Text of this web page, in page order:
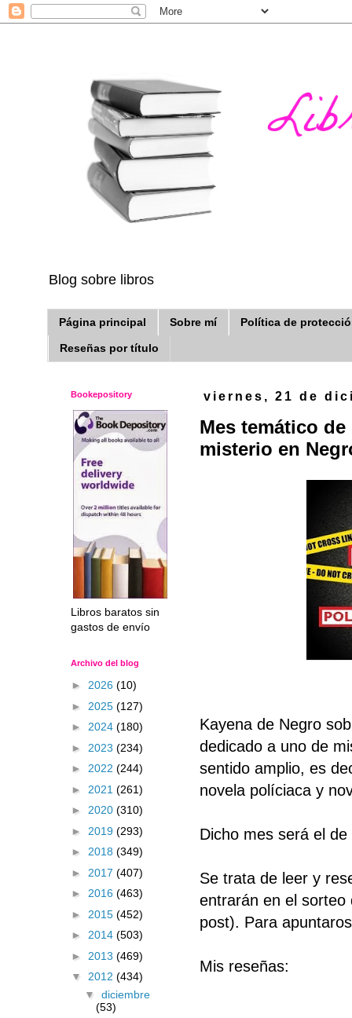
Blog sobre libros
Página principal Sobre mí Política de
Reseñas por título
viernes, 21 de
Mes temático
misterio en
Kayena de Negro
dedicado a uno de
sentido amplio, es
novela políciaca y
Dicho mes será el
Se trata de leer y
entrarán en el sorteo
post). Para
Mis reseñas:
Bookepository
Libros baratos sin
gastos de envío
Archivo del blog
► 2026 (10)
► 2025 (127)
► 2024 (180)
► 2023 (234)
► 2022 (244)
► 2021 (261)
► 2020 (310)
► 2019 (293)
► 2018 (349)
► 2017 (407)
► 2016 (463)
► 2015 (452)
► 2014 (503)
► 2013 (469)
▼ 2012 (434)
▼ diciembre
(53)